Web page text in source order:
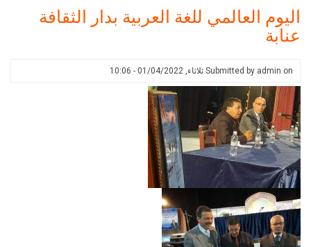
اليوم
العالمي
بدار
الثقافة
عنابة،
الملتقى
الوطني
الأول
اليوم العالمي للغة العربية بدار الثقافة
عنابة
Submitted by admin on ثلاثاء, 01/04/2022 - 10:06